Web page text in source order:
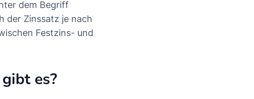
dem Begriff
der Zinssatz je nach
Festzins- und
es?